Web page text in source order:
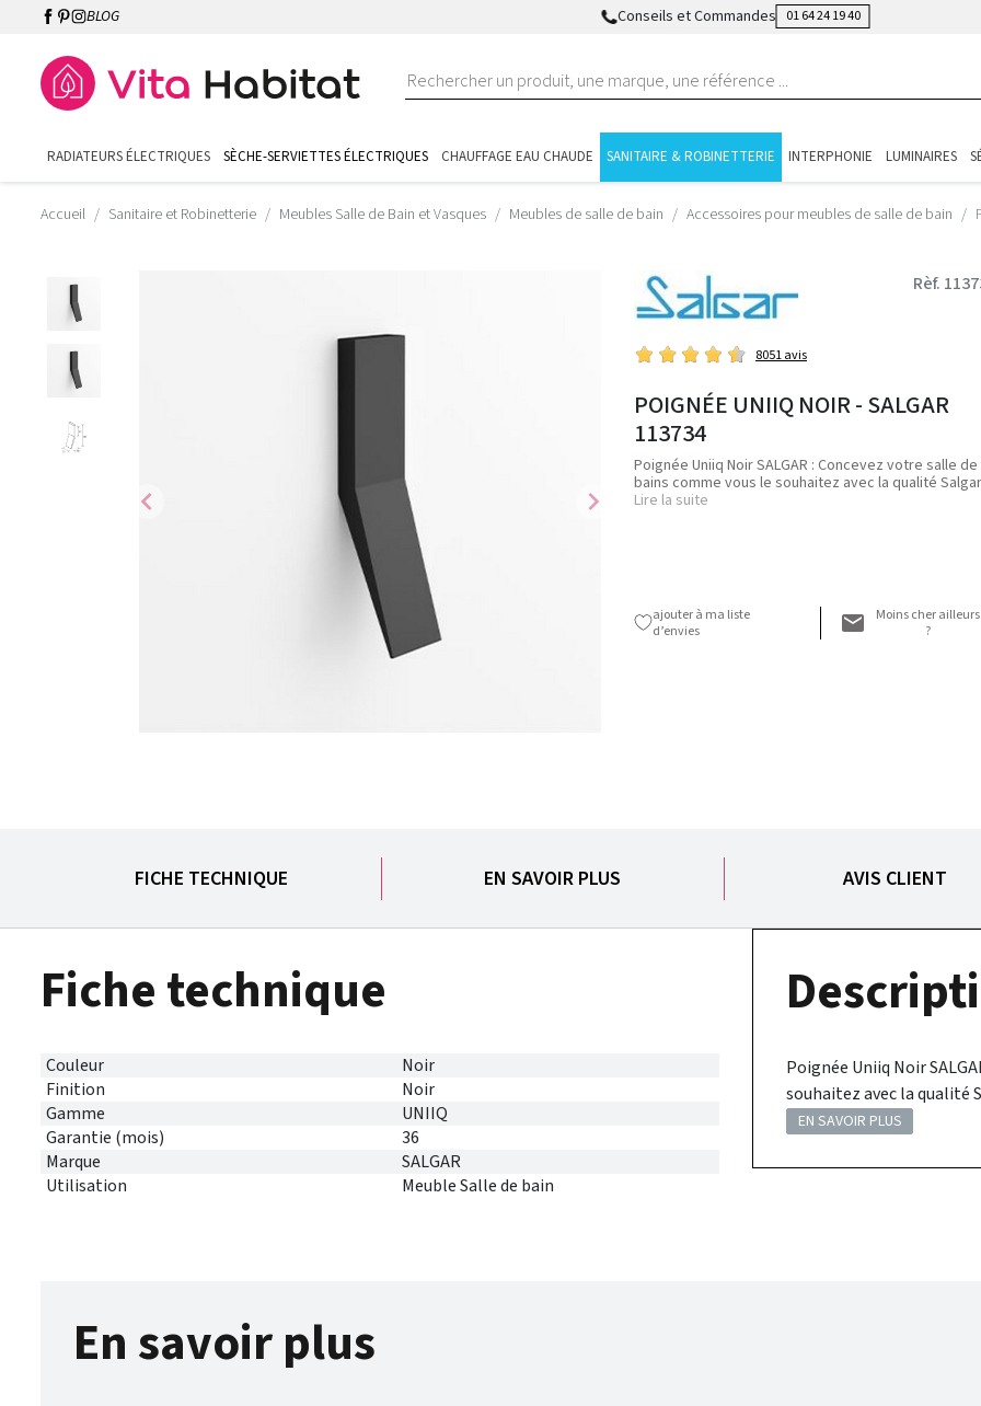
BLOG Conseils et Commandes 01 64 24 19 40
RADIATEURS ÉLECTRIQUES SÈCHE-SERVIETTES ÉLECTRIQUES CHAUFFAGE EAU CHAUDE SANITAIRE & ROBINETTERIE INTERPHONIE LUMINAIRES
Accueil Sanitaire et Robinetterie Meubles Salle de Bain et Vasques Meubles de salle de bain Accessoires pour meubles de salle de bain
chevron_left chevron_right
Rèf.
8051 avis
POIGNÉE UNIIQ NOIR - SALGAR
113734
Poignée Uniiq Noir SALGAR : Concevez votre salle de
bains comme vous le souhaitez avec la qualité
Lire la suite
ajouter à ma liste
d’envies
Moins cher ailleurs
?
FICHE TECHNIQUE EN SAVOIR PLUS AVIS CLIENT
Fiche technique
Couleur
Noir
Finition
Noir
Gamme
UNIIQ
Garantie (mois)
36
Marque
SALGAR
Utilisation
Meuble Salle de bain
Poignée Uniiq Noir
souhaitez avec la qualité
EN SAVOIR PLUS
En savoir plus